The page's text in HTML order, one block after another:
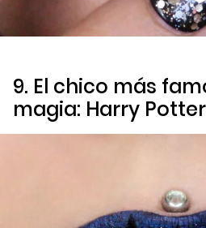
9. El chico más
magia: Harry Potter